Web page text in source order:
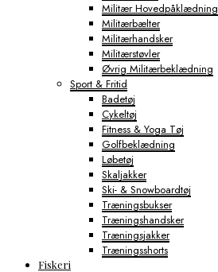
Militær Hovedpåklædning
Militærbælter
Militærhandsker
Militærstøvler
Øvrig Militærbeklædning
Sport & Fritid
Badetøj
Cykeltøj
Fitness & Yoga Tøj
Golfbeklædning
Løbetøj
Skaljakker
Ski- & Snowboardtøj
Træningsbukser
Træningshandsker
Træningsjakker
Træningsshorts
Fiskeri